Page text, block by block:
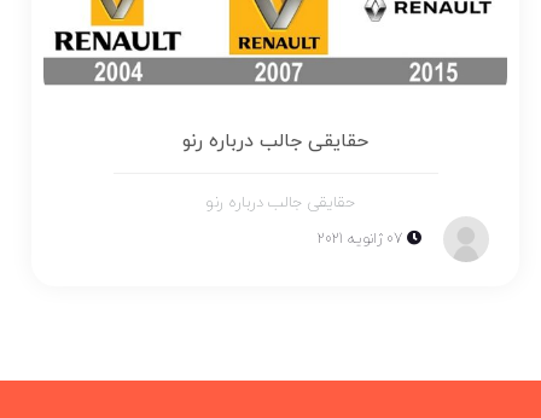
حقایقی جالب درباره رنو
حقایقی جالب درباره رنو
07 ژانویه 2021